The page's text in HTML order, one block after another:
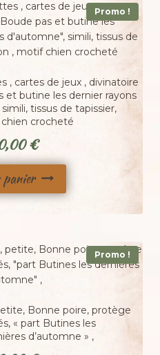
Promo !
, cartes de jeux , divinatoire
et butine les dernier rayons
tissus de tapissier,
crocheté
:
€Le
prix
actuel
est :
Promo !
Bonne poire, protège
« part Butines les
d’automne » ,